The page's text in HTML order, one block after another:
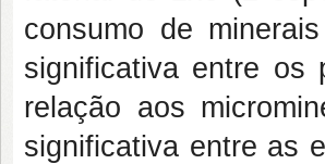
consumo de
significativa entre os
relação aos
significativa entre as